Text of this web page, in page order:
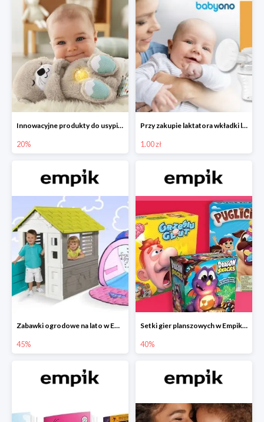
Innowacyjne produkty do usypiania w Empiku -20%
20%
Przy zakupie laktatora wkładki laktacyjne za 1 zł!
1.00 zł
Zabawki ogrodowe na lato w Empiku do -45%
45%
Setki gier planszowych w Empiku do -40%
40%